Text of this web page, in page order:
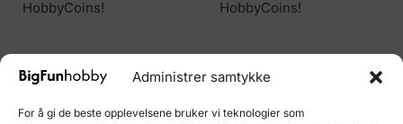
Administrer samtykke
For å gi de beste opplevelsene bruker vi teknologier som
HobbyCoins! HobbyCoins!